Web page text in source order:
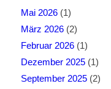
Mai 2026(1)
März 2026(2)
Februar 2026(1)
Dezember 2025(1)
September 2025(2)